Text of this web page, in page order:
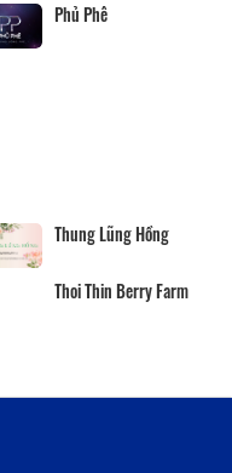
Phủ Phê
Thung Lũng Hồng
Thoi Thin Berry Farm